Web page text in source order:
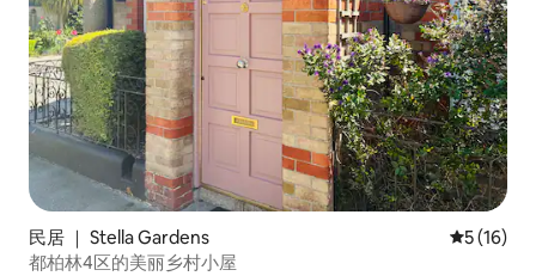
民居 ｜ Stella Gardens 平均评分
5 (16)
都柏林4区的美丽乡村小屋